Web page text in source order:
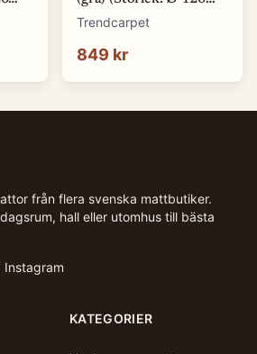
cm)
Trendcarpet
849 kr
från flera svenska mattbutiker.
hall eller utomhus till bästa
Instagram
KATEGORIER